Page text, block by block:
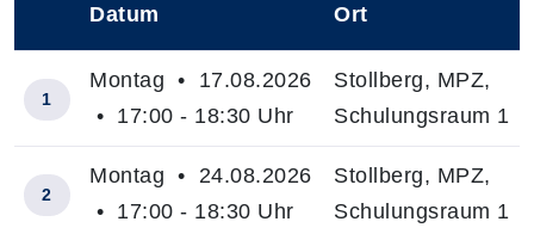
Datum Ort
1
Montag • 17.08.2026
• 17:00 - 18:30 Uhr
Stollberg, MPZ,
Schulungsraum 1
2
Montag • 24.08.2026
• 17:00 - 18:30 Uhr
Stollberg, MPZ,
Schulungsraum 1